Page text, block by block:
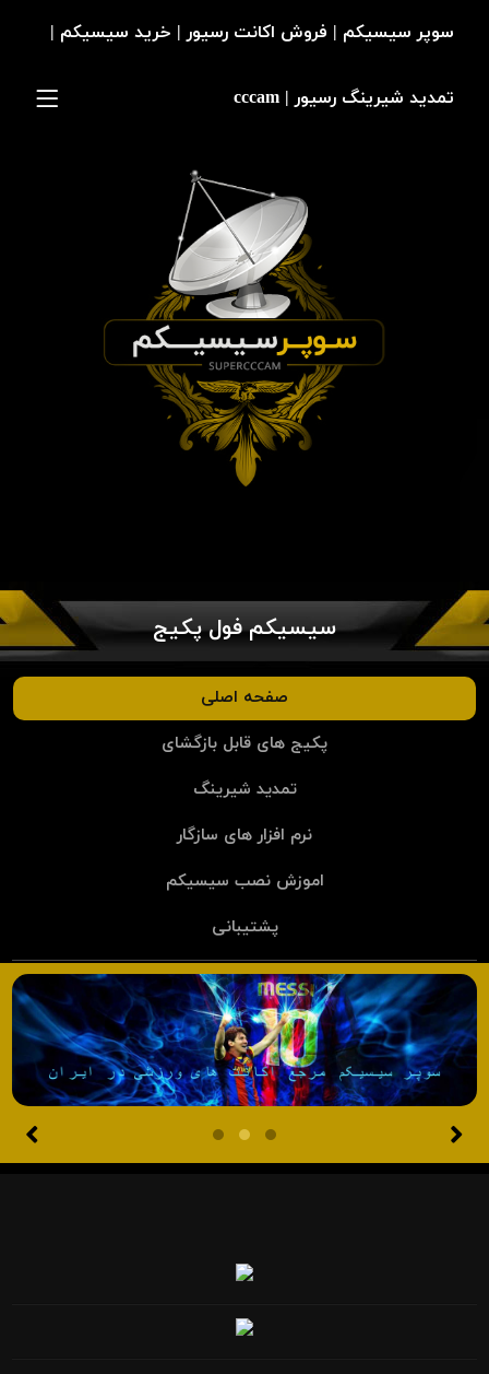
سیسیکم فول پکیج
صفحه اصلی
پکیج های قابل بازگشای
تمدید شیرینگ
نرم افزار های سازگار
اموزش نصب سیسیکم
پشتیبانی
سوپر سیسیکم | فروش اکانت رسیور | خرید سیسیکم |
تمدید شیرینگ رسیور | cccam